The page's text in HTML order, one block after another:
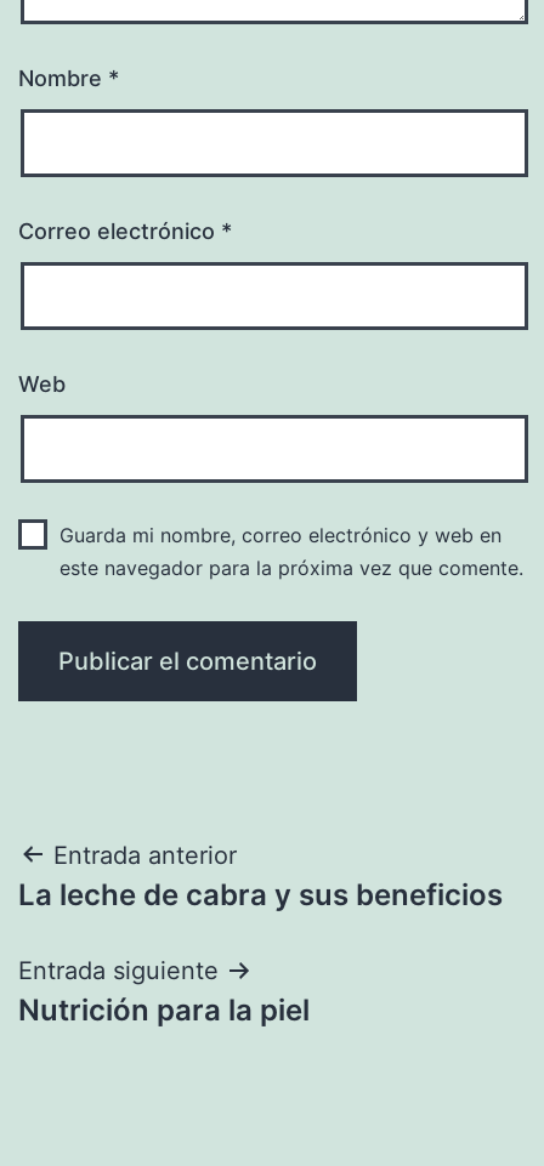
Nombre *
Correo electrónico *
Web
Guarda mi nombre, correo electrónico y web en
este navegador para la próxima vez que comente.
Navegación
de
entradas
Entrada anterior
La leche de cabra y sus beneficios
Entrada siguiente
Nutrición para la piel